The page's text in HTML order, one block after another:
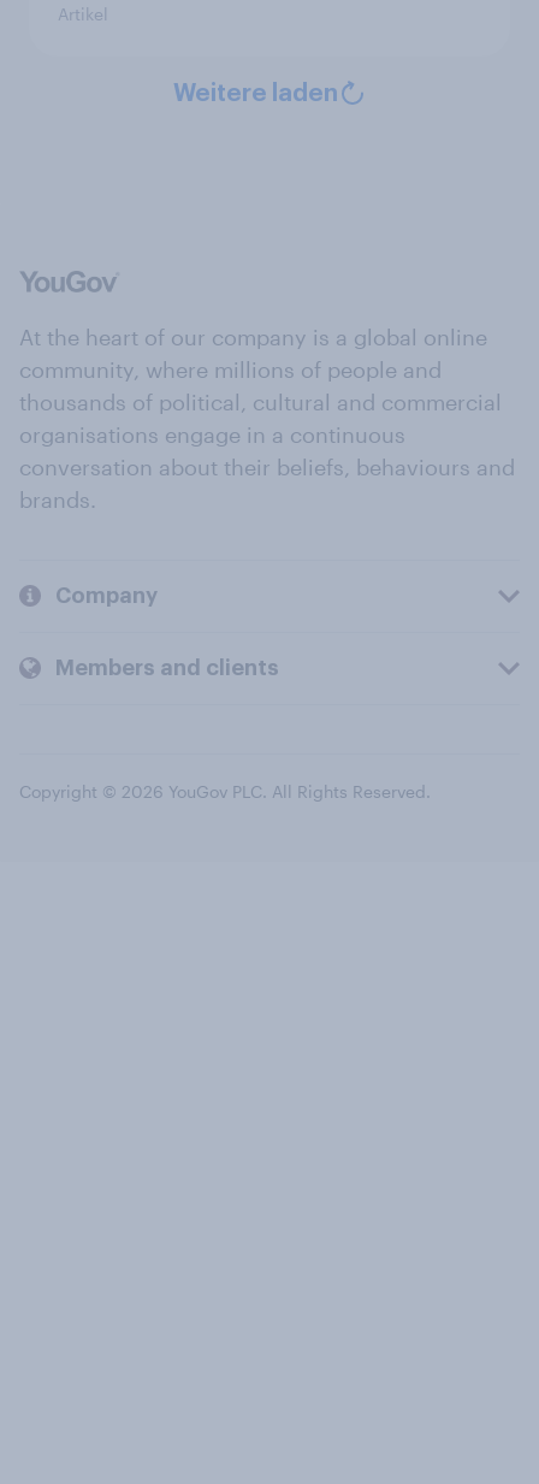
Artikel
Weitere laden
At the heart of our company is a global online
community, where millions of people and
thousands of political, cultural and commercial
organisations engage in a continuous
conversation about their beliefs, behaviours and
brands.
Company
Members and clients
Copyright © 2026 YouGov PLC. All Rights Reserved.